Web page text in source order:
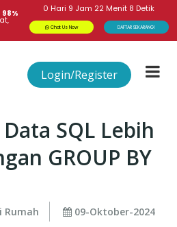
98% 0 Hari 9 Jam 22 Menit 8 Detik
Chat Us Now DAFTAR SEKARANG!
Login/Register
SQL Lebih
GROUP BY
Rumah 09-Oktober-2024